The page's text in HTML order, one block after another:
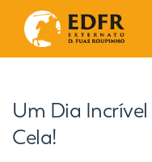
Um Dia
Cela!